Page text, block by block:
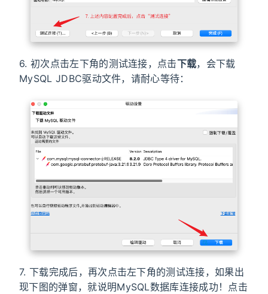
6. 初次点击左下角的测试连接，点击下载，会下载
MySQL JDBC驱动文件，请耐心等待：
7. 下载完成后，再次点击左下角的测试连接，如果出
现下图的弹窗，就说明MySQL数据库连接成功！点击